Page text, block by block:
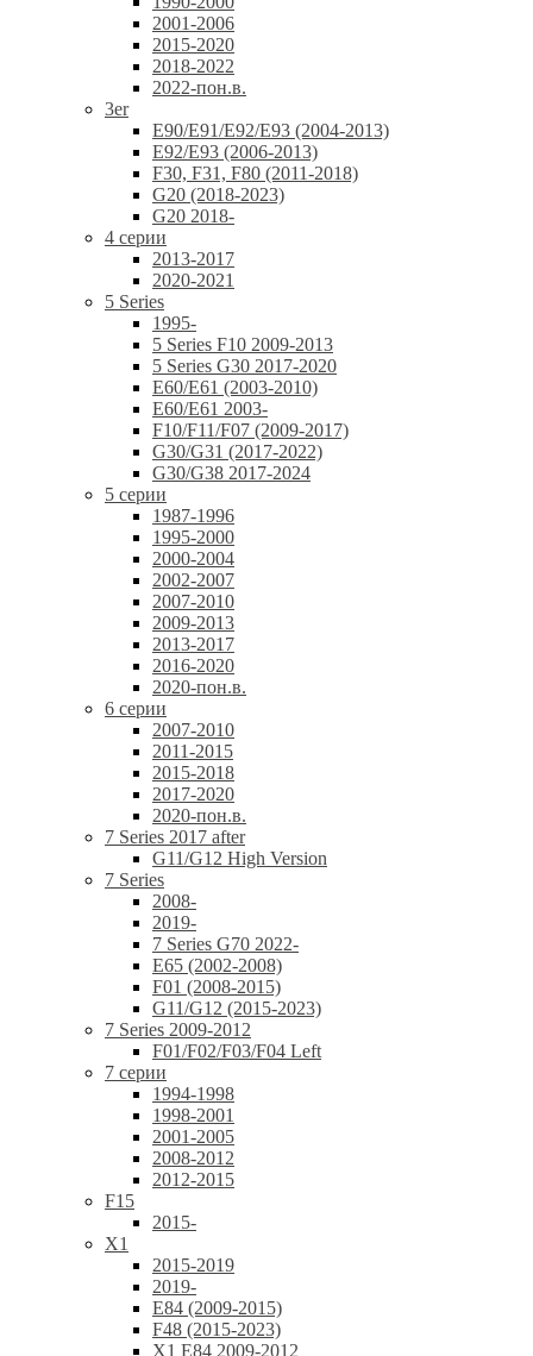
2001-2006
2015-2020
2018-2022
2022-пон.в.
3er
E90/E91/E92/E93 (2004-2013)
E92/E93 (2006-2013)
F30, F31, F80 (2011-2018)
G20 (2018-2023)
G20 2018-
4 серии
2013-2017
2020-2021
5 Series
1995-
5 Series F10 2009-2013
5 Series G30 2017-2020
E60/E61 (2003-2010)
E60/E61 2003-
F10/F11/F07 (2009-2017)
G30/G31 (2017-2022)
G30/G38 2017-2024
5 серии
1987-1996
1995-2000
2000-2004
2002-2007
2007-2010
2009-2013
2013-2017
2016-2020
2020-пон.в.
6 серии
2007-2010
2011-2015
2015-2018
2017-2020
2020-пон.в.
7 Series 2017 after
G11/G12 High Version
7 Series
2008-
2019-
7 Series G70 2022-
E65 (2002-2008)
F01 (2008-2015)
G11/G12 (2015-2023)
7 Series 2009-2012
F01/F02/F03/F04 Left
7 серии
1994-1998
1998-2001
2001-2005
2008-2012
2012-2015
F15
2015-
X1
2015-2019
2019-
E84 (2009-2015)
F48 (2015-2023)
X1 E84 2009-2012